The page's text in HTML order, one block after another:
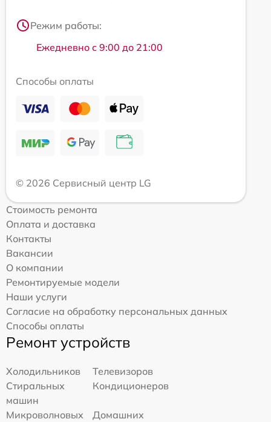
Режим работы:
Ежедневно с 9:00 до 21:00
Способы оплаты
© 2026 Сервисный центр LG
Стоимость ремонта
Оплата и доставка
Контакты
Вакансии
О компании
Ремонтируемые модели
Наши услуги
Согласие на обработку персональных данных
Способы оплаты
Ремонт устройств
Холодильников
Телевизоров
Стиральных
машин
Кондиционеров
Микроволновых
Домашних